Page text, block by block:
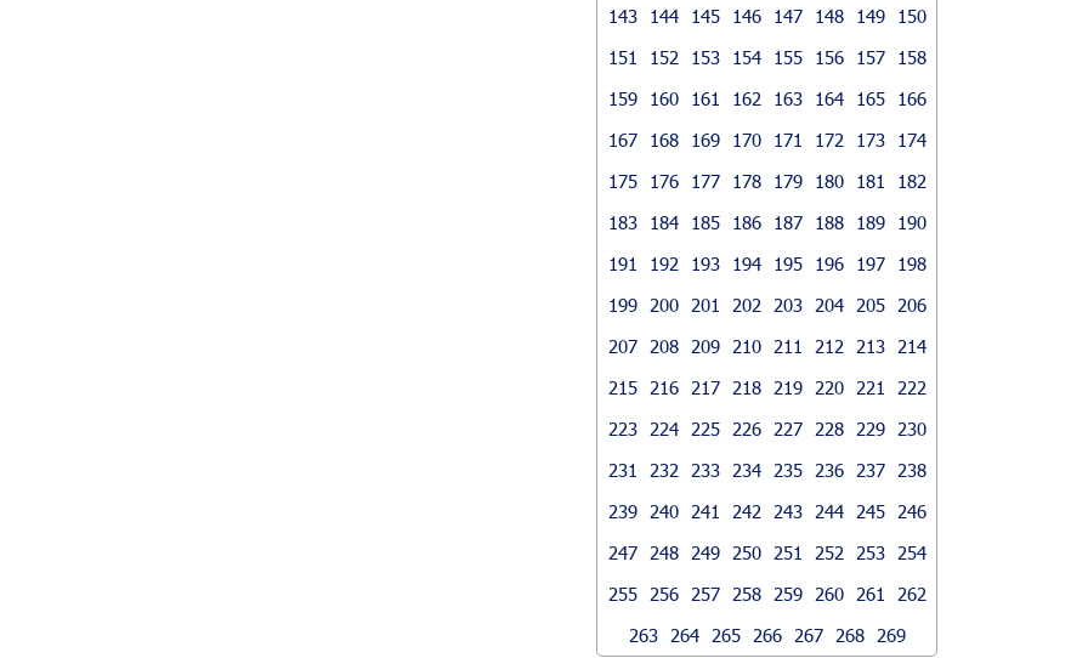
143
144 145 146 147 148 149
150
151
152 153 154 155 156 157
158
159
160 161 162 163 164 165
166
167
168 169 170 171 172 173
174
175
176 177 178 179 180 181
182
183
184 185 186 187 188 189
190
191
192 193 194 195 196 197
198
199
200 201 202 203 204 205
206
207
208 209 210 211 212 213
214
215
216 217 218 219 220 221
222
223
224 225 226 227 228 229
230
231
232 233 234 235 236 237
238
239
240 241 242 243 244 245
246
247
248 249 250 251 252 253
254
255
256 257 258 259 260 261
262
263
264 265 266 267 268 269